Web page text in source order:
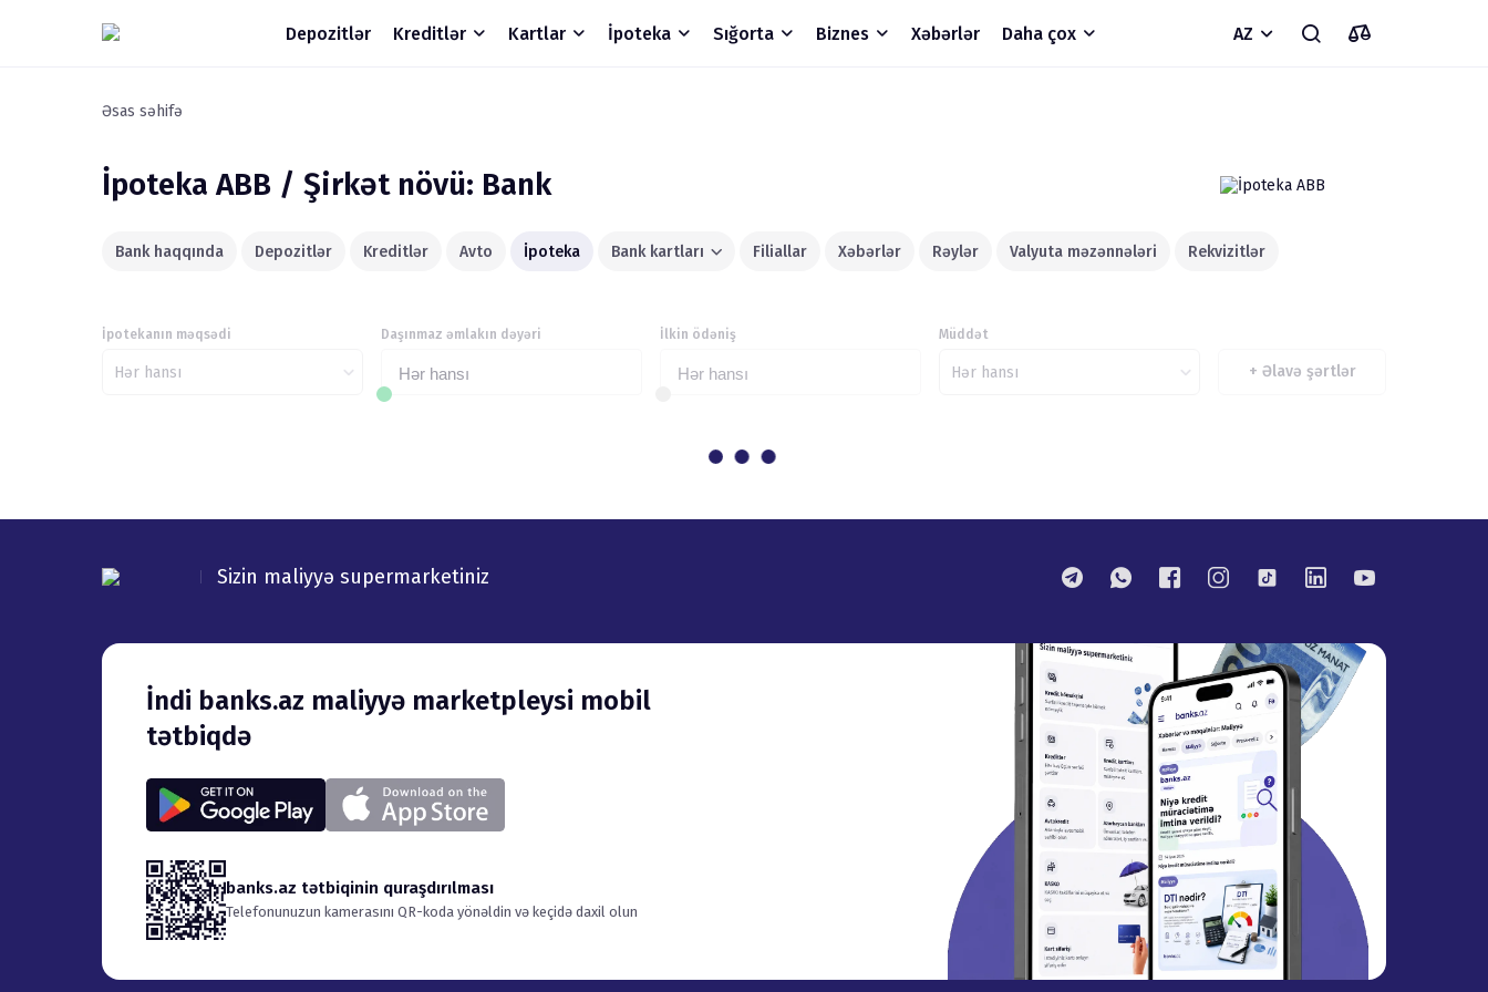
Depozitlər Kreditlər Kartlar İpoteka Sığorta Biznes Xəbərlər Daha çox AZ
Əsas səhifə
İpoteka ABB / Şirkət növü: Bank
Bank haqqında Depozitlər Kreditlər Avto İpoteka Bank kartları Filiallar Xəbərlər Rəylər Valyuta məzənnələri Rekvizitlər
İpotekanın məqsədi
Hər hansı Hər hansı
Daşınmaz əmlakın dəyəri
Hər hansı
İlkin ödəniş Müddət
Hər hansı + Əlavə şərtlər
Sizin maliyyə supermarketiniz
İndi banks.az maliyyə marketpleysi mobil
tətbiqdə
banks.az tətbiqinin quraşdırılması
Telefonunuzun kamerasını QR-koda yönəldin və keçidə daxil olun